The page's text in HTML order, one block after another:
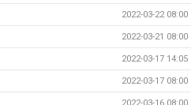
2022-03-22 08:00
2022-03-21 08:00
2022-03-17 14:05
2022-03-17 08:00